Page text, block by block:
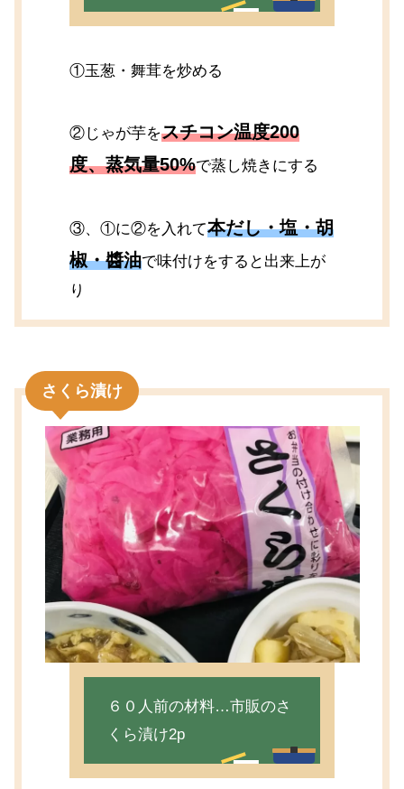
①玉葱・舞茸を炒める
②じゃが芋をスチコン温度200
度、蒸気量50%で蒸し焼きにする
③、①に②を入れて本だし・塩・胡
椒・醬油で味付けをすると出来上が
り
さくら漬け
６０人前の材料…市販のさ
くら漬け2p